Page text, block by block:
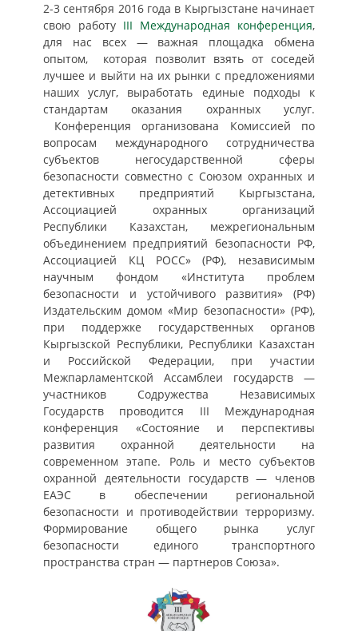
2-3 сентября 2016 года в Кыргызстане начинает
свою работу III Международная конференция,
для нас всех — важная площадка обмена
опытом, которая позволит взять от соседей
лучшее и выйти на их рынки с предложениями
наших услуг, выработать единые подходы к
стандартам оказания охранных услуг.
Конференция организована Комиссией по
вопросам международного сотрудничества
субъектов негосударственной сферы
безопасности совместно с Союзом охранных и
детективных предприятий Кыргызстана,
Ассоциацией охранных организаций
Республики Казахстан, межрегиональным
объединением предприятий безопасности РФ,
Ассоциацией КЦ РОСС» (РФ), независимым
научным фондом «Института проблем
безопасности и устойчивого развития» (РФ)
Издательским домом «Мир безопасности» (РФ),
при поддержке государственных органов
Кыргызской Республики, Республики Казахстан
и Российской Федерации, при участии
Межпарламентской Ассамблеи государств —
участников Содружества Независимых
Государств проводится III Международная
конференция «Состояние и перспективы
развития охранной деятельности на
современном этапе. Роль и место субъектов
охранной деятельности государств — членов
ЕАЭС в обеспечении региональной
безопасности и противодействии терроризму.
Формирование общего рынка услуг
безопасности единого транспортного
пространства стран — партнеров Союза».